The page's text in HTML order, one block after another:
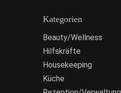
Kategorien
Beauty/Wellness
Hilfskräfte
Housekeeping
Küche